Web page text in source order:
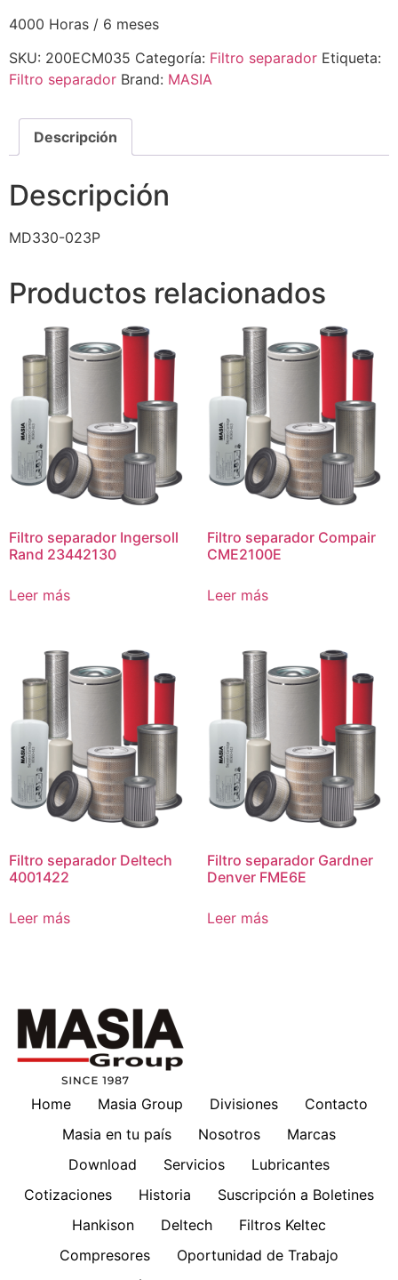
4000 Horas / 6 meses
SKU: 200ECM035 Categoría: Filtro separador Etiqueta:
Filtro separador Brand: MASIA
Descripción
Descripción
MD330-023P
Productos relacionados
Filtro separador Ingersoll
Rand 23442130
Leer más
Filtro separador Compair
CME2100E
Leer más
Filtro separador Deltech
4001422
Leer más
Filtro separador Gardner
Denver FME6E
Leer más
Home Masia Group Divisiones
Contacto
Masia en tu país
Nosotros
Marcas
Download
Servicios
Lubricantes
Cotizaciones
Historia
Suscripción a Boletines
Hankison
Deltech
Filtros Keltec
Compresores
Oportunidad de Trabajo